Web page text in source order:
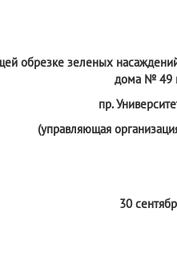
обрезке зеленых
дома № 49
пр.
(управляющая
30